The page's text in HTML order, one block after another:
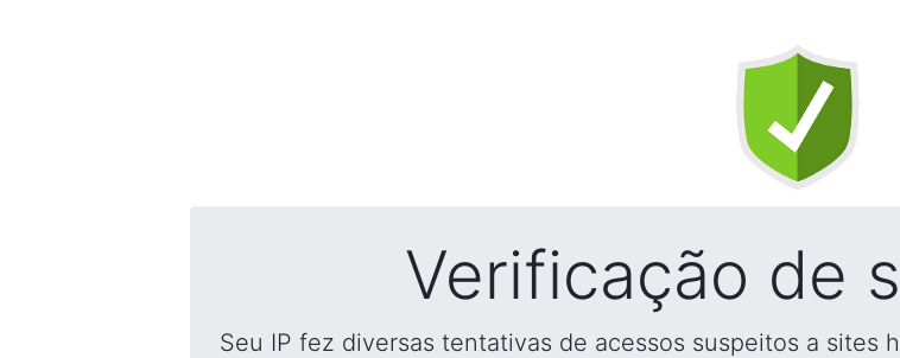
Verificação de
Seu IP fez diversas tentativas de acessos suspeitos a sites